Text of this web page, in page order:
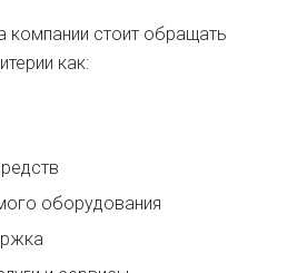
компании стоит обращать
как:
оборудования